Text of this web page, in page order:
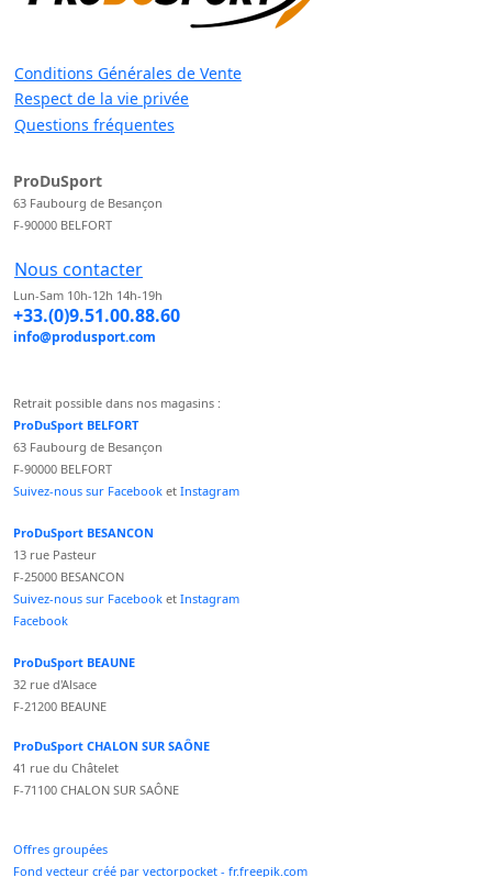
Conditions Générales de Vente
Respect de la vie privée
Questions fréquentes
ProDuSport
63 Faubourg de Besançon
F-90000 BELFORT
Nous contacter
Lun-Sam 10h-12h 14h-19h
+33.(0)9.51.00.88.60
info@produsport.com
Retrait possible dans nos magasins :
ProDuSport BELFORT
63 Faubourg de Besançon
F-90000 BELFORT
Suivez-nous sur Facebook et Instagram
ProDuSport BESANCON
13 rue Pasteur
F-25000 BESANCON
Suivez-nous sur Facebook et Instagram
Facebook
ProDuSport BEAUNE
32 rue d'Alsace
F-21200 BEAUNE
ProDuSport CHALON SUR SAÔNE
41 rue du Châtelet
F-71100 CHALON SUR SAÔNE
Offres groupées
Fond vecteur créé par vectorpocket - fr.freepik.com